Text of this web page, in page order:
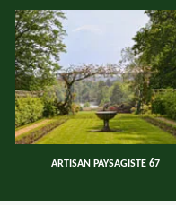
ARTISAN PAYSAGISTE 67